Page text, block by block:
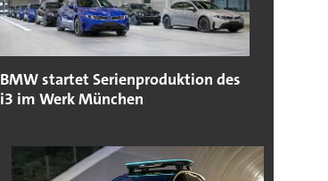
BMW startet Serienproduktion des
i3 im Werk München